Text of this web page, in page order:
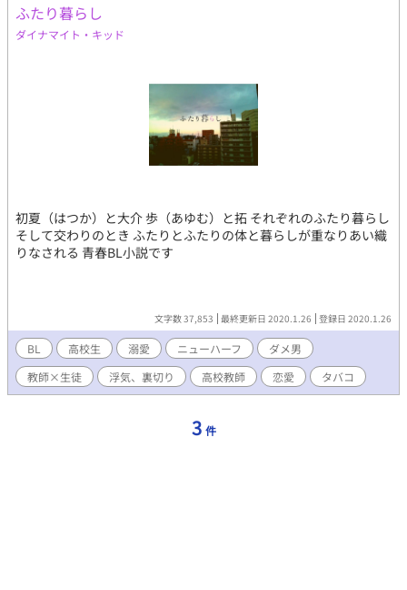
ふたり暮らし
ダイナマイト・キッド
初夏（はつか）と大介 歩（あゆむ）と拓 それぞれのふたり暮らし
そして交わりのとき ふたりとふたりの体と暮らしが重なりあい織
りなされる 青春BL小説です
文字数 37,853 最終更新日 2020.1.26 登録日 2020.1.26
BL 高校生 溺愛 ニューハーフ
ダメ男
教師×生徒
浮気、裏切り 高校教師 恋愛 タバコ
3 件